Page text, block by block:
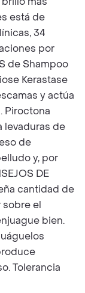
está de
34
por
de Shampoo
Kerastase
y actúa
Piroctona
levaduras de
de
y, por
DE
cantidad de
sobre el
bien.
Tolerancia